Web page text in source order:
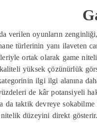
verilen oyunların
türlerinin yanı ilaveten
ortak olarak game
yüksek çözünürlük
ilgi ilgi alanına
de kâr potansiyeli
da taktik devreye
düzeyini direkt